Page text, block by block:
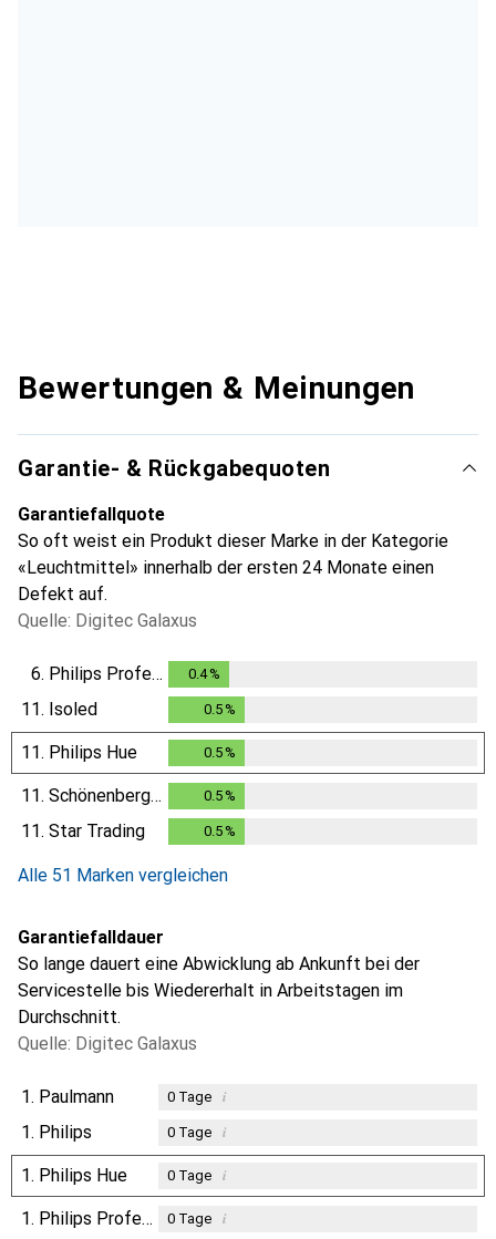
Bewertungen & Meinungen
Garantie- & Rückgabequoten
Garantiefallquote
So oft weist ein Produkt dieser Marke in der Kategorie
«Leuchtmittel» innerhalb der ersten 24 Monate einen
Defekt auf.
Quelle: Digitec Galaxus
6. Philips Professional 0.4%
11. Isoled 0.5 %
11. Philips Hue 0.5 %
11. Schönenberger 0.5 %
11. Star Trading 0.5 %
Alle 51 Marken vergleichen
Garantiefalldauer
So lange dauert eine Abwicklung ab Ankunft bei der
Servicestelle bis Wiedererhalt in Arbeitstagen im
Durchschnitt.
Quelle: Digitec Galaxus
1. Paulmann 0Tage i
1. Philips 0Tage i
1. Philips Hue 0Tage i
1. Philips Professional 0Tage i